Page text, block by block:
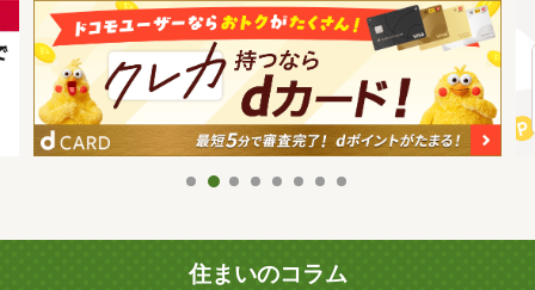
住まいのコラム